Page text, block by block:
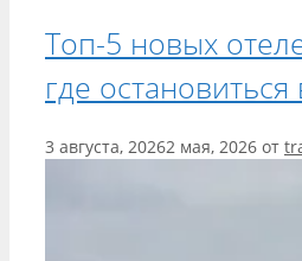
Топ-5 новых
где
3 августа, 20262 мая, 2026 от